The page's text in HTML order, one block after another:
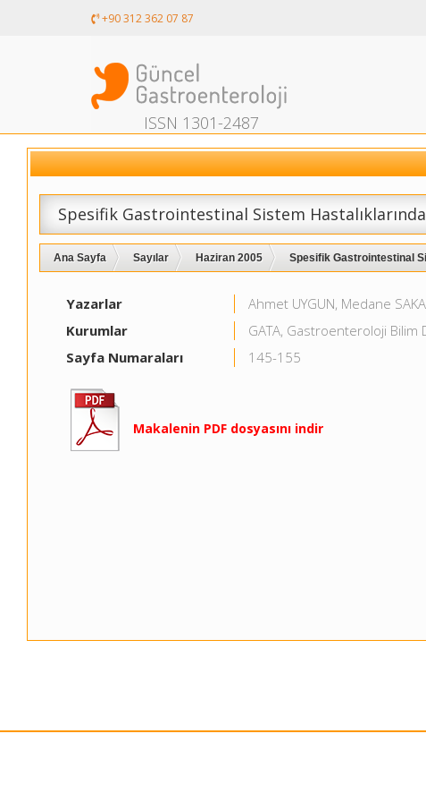
+90 312 362 07 87
ISSN 1301-2487
Spesifik Gastrointestinal Sistem
Ana Sayfa Sayılar Haziran 2005 Spesifik Gastrointestinal
Yazarlar
Ahmet UYGUN, Medane SAKA
Kurumlar
GATA, Gastroenteroloji Bilim
Sayfa Numaraları
145-155
Makalenin PDF dosyasını indir